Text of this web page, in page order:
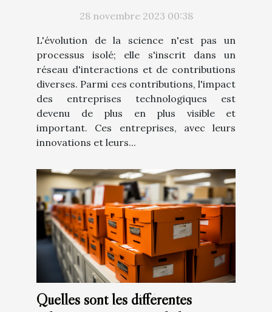
28 novembre 2023 00:38
L'évolution de la science n'est pas un
processus isolé; elle s'inscrit dans un
réseau d'interactions et de contributions
diverses. Parmi ces contributions, l'impact
des entreprises technologiques est
devenu de plus en plus visible et
important. Ces entreprises, avec leurs
innovations et leurs...
Quelles sont les différentes